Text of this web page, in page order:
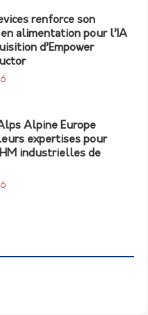
renforce son
alimentation pour l’IA
d’Empower
Alpine Europe
expertises pour
industrielles de